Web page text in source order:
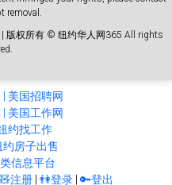
removal.
版权所有 © 纽约华人网365 All rights
美国招聘网
美国工作网
约找工作
约房子出售
信息平台
🧸注册| 👫登录| 🔑登出